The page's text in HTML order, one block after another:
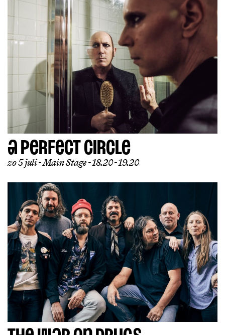
A PERFECT CIRCLE
zo 5 juli Main Stage 18.20 - 19.20